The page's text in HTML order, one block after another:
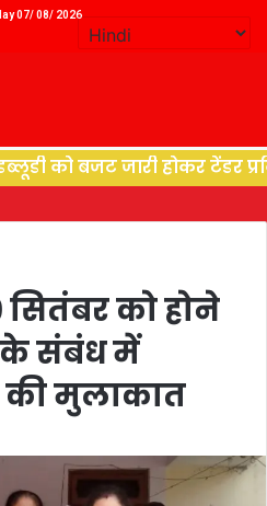
07/ 08/ 2026
को बजट जारी होकर टेंडर
सितंबर को होने
के संबंध में
की मुलाकात